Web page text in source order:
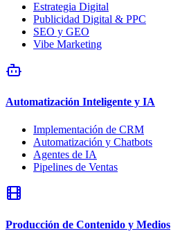
Estrategia Digital
Publicidad Digital & PPC
SEO y GEO
Vibe Marketing
Automatización Inteligente y IA
Implementación de CRM
Automatización y Chatbots
Agentes de IA
Pipelines de Ventas
Producción de Contenido y Medios